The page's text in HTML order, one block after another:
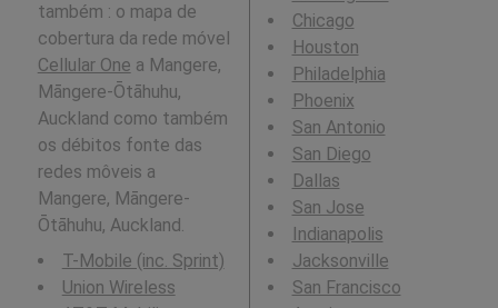
também : o mapa de
cobertura da rede móvel
Cellular One a Mangere,
Māngere-Ōtāhuhu,
Auckland como também
os débitos fonte das
redes môveis a
Mangere, Māngere-
Ōtāhuhu, Auckland.
T-Mobile (inc. Sprint)
Union Wireless
Chicago
Houston
Philadelphia
Phoenix
San Antonio
San Diego
Dallas
San Jose
Indianapolis
Jacksonville
San Francisco